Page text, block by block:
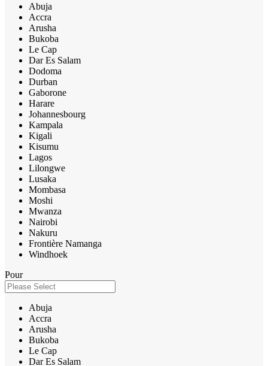
Abuja
Accra
Arusha
Bukoba
Le Cap
Dar Es Salam
Dodoma
Durban
Gaborone
Harare
Johannesbourg
Kampala
Kigali
Kisumu
Lagos
Lilongwe
Lusaka
Mombasa
Moshi
Mwanza
Nairobi
Nakuru
Frontière Namanga
Windhoek
Pour
Abuja
Accra
Arusha
Bukoba
Le Cap
Dar Es Salam